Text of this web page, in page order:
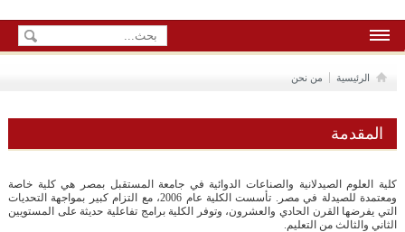
إتصل بنا
الرئيسية من نحن
المقدمة
كلية العلوم الصيدلانية والصناعات الدوائية في جامعة المستقبل بمصر هي كلية خاصة
ومعتمدة للصيدلة في مصر. تأسست الكلية عام 2006، مع التزام كبير بمواجهة التحديات
التي يفرضها القرن الحادي والعشرون، وتوفر الكلية برامج تفاعلية حديثة على المستويين
الثاني والثالث من التعليم.